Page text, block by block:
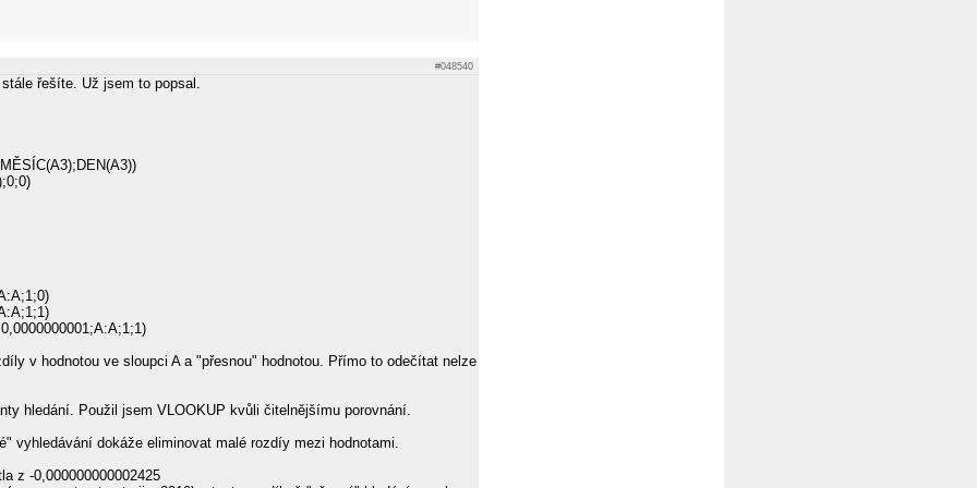
#048540
řešíte. Už jsem to popsal.
v hodnotou ve sloupci A a "přesnou" hodnotou. Přímo to odečítat nelze
hledání. Použil jsem VLOOKUP kvůli čitelnějšímu porovnání.
vyhledávání dokáže eliminovat malé rozdíy mezi hodnotami.
z -0,000000000002425